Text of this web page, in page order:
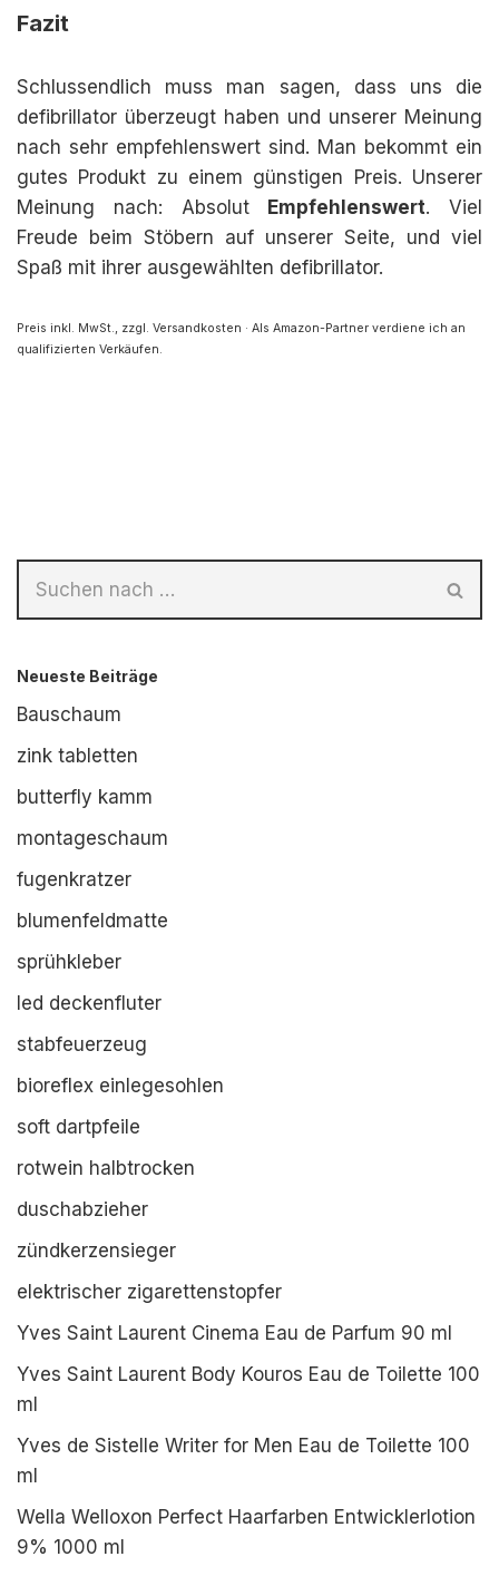
Fazit
Schlussendlich muss man sagen, dass uns die
defibrillator überzeugt haben und unserer Meinung
nach sehr empfehlenswert sind. Man bekommt ein
gutes Produkt zu einem günstigen Preis. Unserer
Meinung nach: Absolut
Empfehlenswert. Viel
Freude beim Stöbern auf unserer Seite, und viel
Spaß mit ihrer ausgewählten defibrillator.
Preis inkl. MwSt., zzgl. Versandkosten · Als Amazon-Partner verdiene ich an
qualifizierten Verkäufen.
Neueste Beiträge
Bauschaum
zink tabletten
butterfly kamm
montageschaum
fugenkratzer
blumenfeldmatte
sprühkleber
led deckenfluter
stabfeuerzeug
bioreflex einlegesohlen
soft dartpfeile
rotwein halbtrocken
duschabzieher
zündkerzensieger
elektrischer zigarettenstopfer
Yves Saint Laurent Cinema Eau de Parfum 90 ml
Yves Saint Laurent Body Kouros Eau de Toilette 100
ml
Yves de Sistelle Writer for Men Eau de Toilette 100
ml
Wella Welloxon Perfect Haarfarben Entwicklerlotion
9% 1000 ml